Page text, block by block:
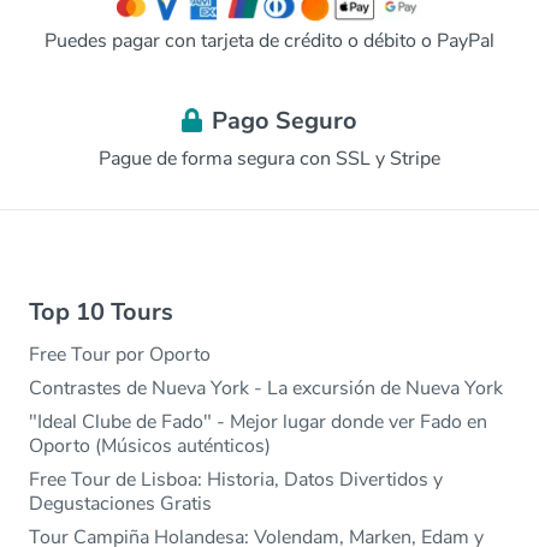
Puedes pagar con tarjeta de crédito o débito o PayPal
Pago Seguro
Pague de forma segura con SSL y Stripe
Top 10 Tours
Free Tour por Oporto
Contrastes de Nueva York - La excursión de Nueva York
"Ideal Clube de Fado" - Mejor lugar donde ver Fado en
Oporto (Músicos auténticos)
Free Tour de Lisboa: Historia, Datos Divertidos y
Degustaciones Gratis
Tour Campiña Holandesa: Volendam, Marken, Edam y